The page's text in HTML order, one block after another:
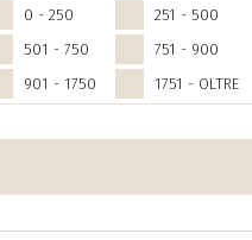
0 - 250
251 - 500
501 - 750
751 - 900
901 - 1750
1751 - OLTRE